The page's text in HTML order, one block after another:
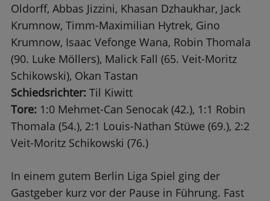
Oldorff, Abbas Jizzini, Khasan Dzhaukhar, Jack
Krumnow, Timm-Maximilian Hytrek, Gino
Krumnow, Isaac Vefonge Wana, Robin Thomala
(90. Luke Möllers), Malick Fall (65. Veit-Moritz
Schikowski), Okan Tastan
Schiedsrichter: Til Kiwitt
Tore: 1:0 Mehmet-Can Senocak (42.), 1:1 Robin
Thomala (54.), 2:1 Louis-Nathan Stüwe (69.), 2:2
Veit-Moritz Schikowski (76.)
In einem gutem Berlin Liga Spiel ging der
Gastgeber kurz vor der Pause in Führung. Fast